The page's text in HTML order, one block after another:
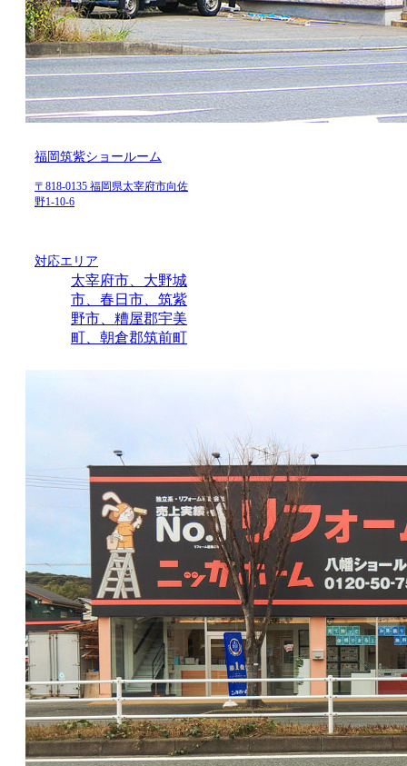
福岡筑紫ショールーム
〒818-0135 福岡県太宰府市向佐
野1-10-6
対応エリア
太宰府市、大野城
市、春日市、筑紫
野市、糟屋郡宇美
町、朝倉郡筑前町